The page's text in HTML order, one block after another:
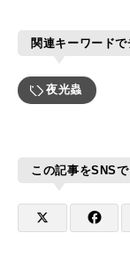
関連キーワードで
夜光蟲
この記事をSNS